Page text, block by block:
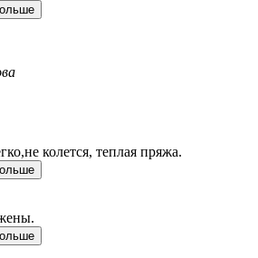
колется, теплая пряжа.